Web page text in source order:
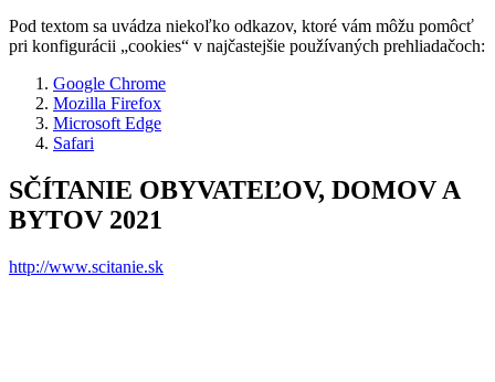
Pod textom sa uvádza niekoľko odkazov, ktoré vám môžu pomôcť
pri konfigurácii „cookies“ v najčastejšie používaných prehliadačoch:
Google Chrome
Mozilla Firefox
Microsoft Edge
Safari
SČÍTANIE OBYVATEĽOV, DOMOV A
BYTOV 2021
http://www.scitanie.sk